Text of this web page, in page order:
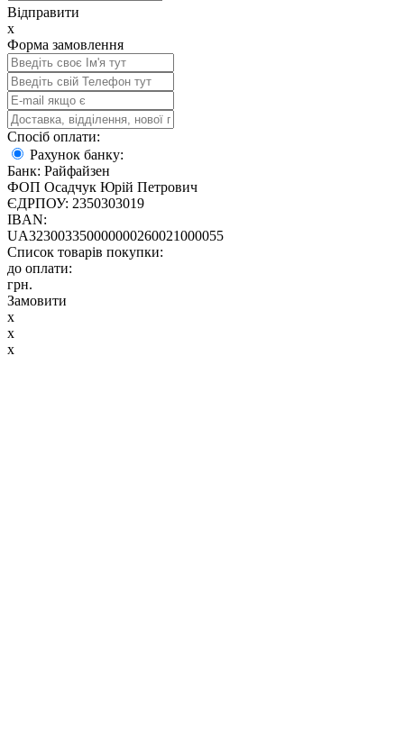
Відправити
x
Форма замовлення
Спосіб оплати:
Рахунок банку:
Банк: Райфайзен
ФОП Осадчук Юрій Петрович
ЄДРПОУ: 2350303019
IBAN:
UA323003350000000260021000055
Список товарів покупки:
до оплати:
грн.
Замовити
x
x
x